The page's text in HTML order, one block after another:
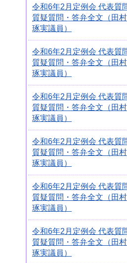
令和6年2月定例会 代表質
質疑質問・答弁全文（田村
琢実議員）
令和6年2月定例会 代表質
質疑質問・答弁全文（田村
琢実議員）
令和6年2月定例会 代表質
質疑質問・答弁全文（田村
琢実議員）
令和6年2月定例会 代表質
質疑質問・答弁全文（田村
琢実議員）
令和6年2月定例会 代表質
質疑質問・答弁全文（田村
琢実議員）
令和6年2月定例会 代表質
質疑質問・答弁全文（田村
琢実議員）